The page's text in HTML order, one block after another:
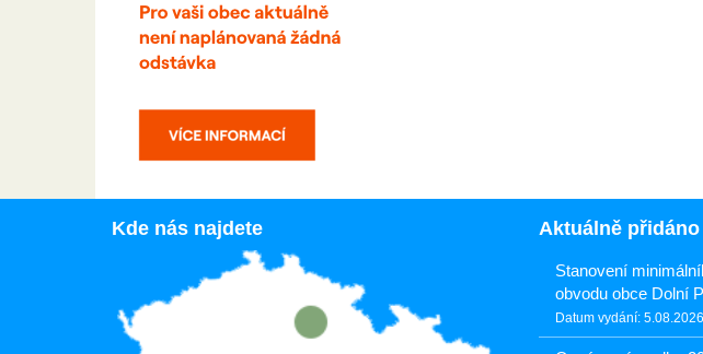
Kde nás najdete Aktuálně přidáno
Stanovení
obvodu obce Dolní
Datum vydání: 5.08.2026